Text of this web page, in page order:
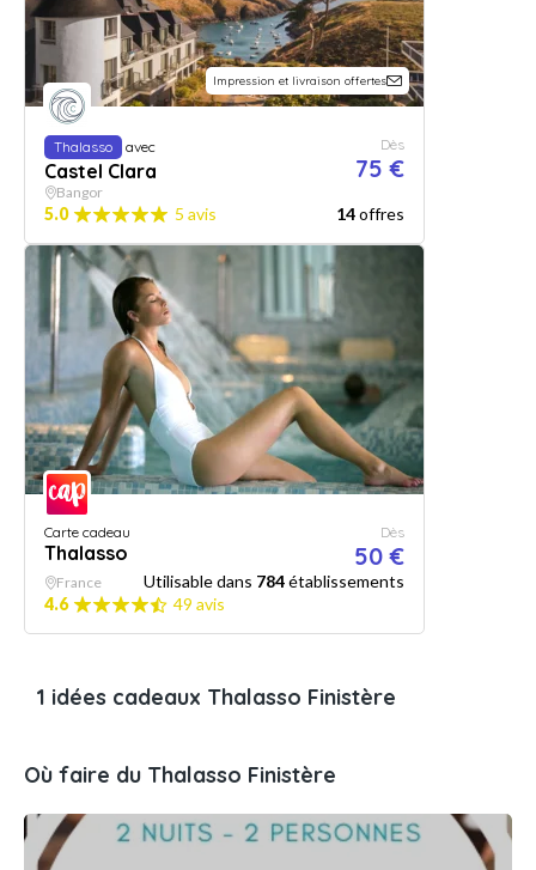
Impression et livraison offertes
Thalasso avec
Castel Clara
Dès
75 €
Bangor
5.0 5 avis 14offres
Carte cadeau
Thalasso
Dès
50 €
France Utilisable dans 784établissements
4.6
49 avis
1 idées cadeaux Thalasso Finistère
Où faire du Thalasso Finistère